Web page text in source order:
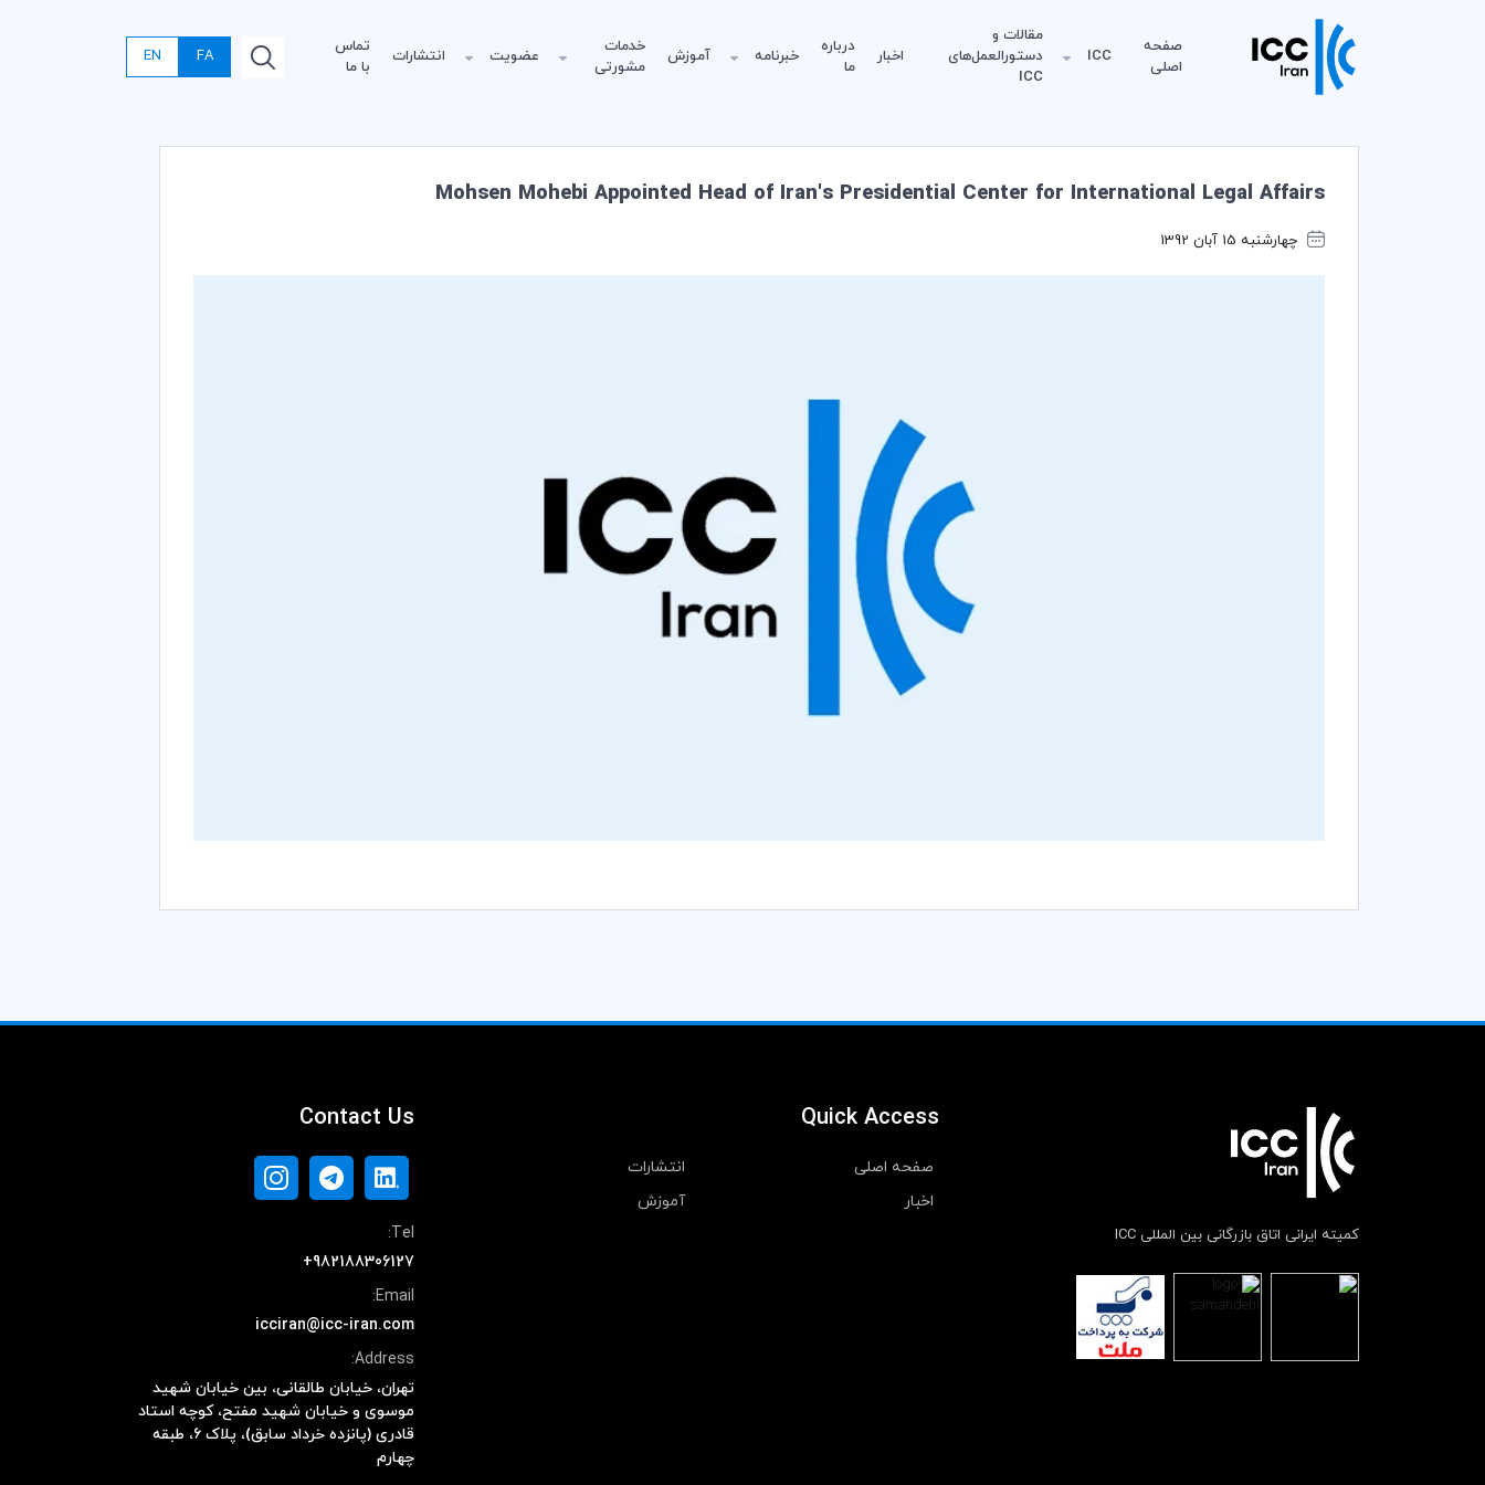
صفحه
اصلی
ICC
مقالات و
دستورالعمل‌های
ICC
اخبار
درباره
ما
خبرنامه آموزش
خدمات
مشورتی
عضویت انتشارات
تماس
با ما
FA
EN
Mohsen Mohebi Appointed Head of Iran's Presidential Center for International Legal Affairs
چهارشنبه 15 آبان 1392
کمیته ایرانی اتاق بازرگانی بین المللی ICC
Quick Access
صفحه اصلی
انتشارات
اخبار
آموزش
Contact Us
Tel:
+982188306127
Email:
icciran@icc-iran.com
Address:
تهران، خیابان طالقانی، بین خیابان شهید
موسوی و خیابان شهید مفتح، کوچه استاد
قادری (پانزده خرداد سابق)، پلاک ۶، طبقه
چهارم